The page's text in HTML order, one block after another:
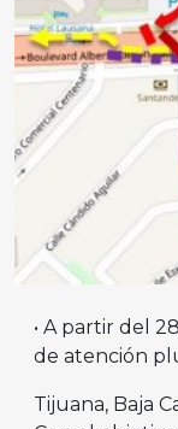
• A partir del
de atención
Tijuana, Baja